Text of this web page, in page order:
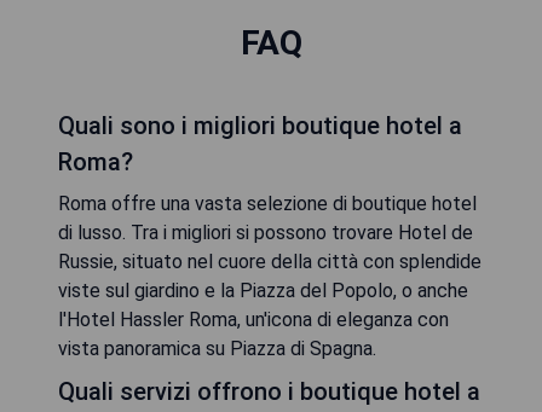
FAQ
Quali sono i migliori boutique hotel a
Roma?
Roma offre una vasta selezione di boutique hotel
di lusso. Tra i migliori si possono trovare Hotel de
Russie, situato nel cuore della città con splendide
viste sul giardino e la Piazza del Popolo, o anche
l'Hotel Hassler Roma, un'icona di eleganza con
vista panoramica su Piazza di Spagna.
Quali servizi offrono i boutique hotel a